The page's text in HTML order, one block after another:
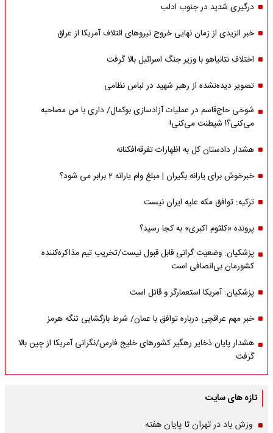
درگیری شدید در جنوب ادلب
خبر الزیدی از زمان نهایی خروج نیروهای ائتلاف آمریکا از عراق
اختلاف نتانیاهو با وزیر جنگ اسرائیل بالا گرفت
تصویر دیده‌نشده از رهبر شهید در لباس نظامی
شوخی حاج‌قاسم در عملیات آزادسازی بوکمال/ داری با من مصاحبه‌
می‌کنی؟! شیطنت می‌کنی!
هشدار دادستان کل به اظهارات تفرقه‌افکنانه
خبرخوش برای یارانه بگیران | مبلغ وام یارانه 2 برابر می شود؟
ترکیه: توافق مکه علیه ایران نیست
پرونده «کلثوم اکبری» به کجا رسید؟
پزشکیان: وضعیت گرانی قابل قبول نیست/تخریب تیم مذاکره‌کننده
کشورمان بی‌انصافی است
پزشکیان: آمریکا استعمارگر و قاتل است
خبر مهم عراقچی درباره توافق با عمان/ شرط بازگشایی تنگه هرمز
هشدار پایان ذخایر رهگیر کشورهای خلیج فارس/نگرانی آمریکا از چین بالا
گرفت
تازه های سایت
وزش باد در تهران تا پایان هفته